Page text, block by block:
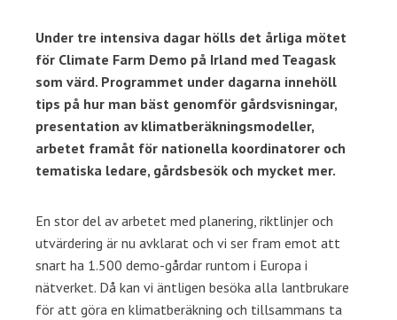
Under tre intensiva dagar hölls det årliga mötet
för Climate Farm Demo på Irland med Teagask
som värd. Programmet under dagarna innehöll
tips på hur man bäst genomför gårdsvisningar,
presentation av klimatberäkningsmodeller,
arbetet framåt för nationella koordinatorer och
tematiska ledare, gårdsbesök och mycket mer.
En stor del av arbetet med planering, riktlinjer och
utvärdering är nu avklarat och vi ser fram emot att
snart ha 1.500 demo-gårdar runtom i Europa i
nätverket. Då kan vi äntligen besöka alla lantbrukare
för att göra en klimatberäkning och tillsammans ta